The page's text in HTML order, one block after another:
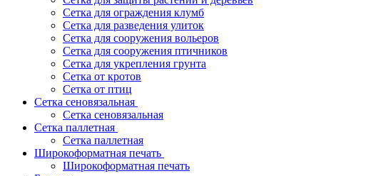
Сетка для ограждения клумб
Сетка для разведения улиток
Сетка для сооружения вольеров
Сетка для сооружения птичников
Сетка для укрепления грунта
Сетка от кротов
Сетка от птиц
Сетка сеновязальная
Сетка сеновязальная
Сетка паллетная
Сетка паллетная
Широкоформатная печать
Широкоформатная печать